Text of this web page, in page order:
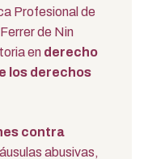
Profesional de
de Nin
en derecho
los derechos
contra
abusivas,